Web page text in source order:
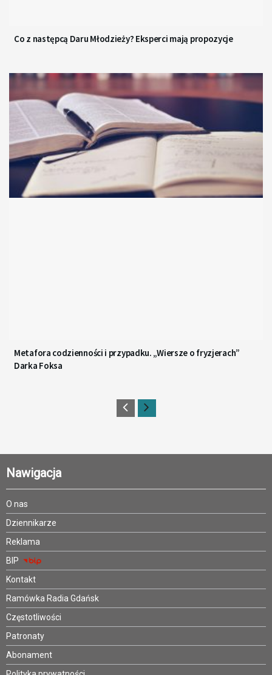
Co z następcą Daru Młodzieży? Eksperci mają propozycje
Metafora codzienności i przypadku. „Wiersze o fryzjerach”
Darka Foksa
Nawigacja
O nas
Dziennikarze
Reklama
BIP
Kontakt
Ramówka Radia Gdańsk
Częstotliwości
Patronaty
Abonament